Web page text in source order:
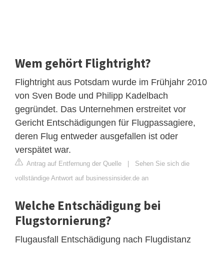
Wem gehört Flightright?
Flightright aus Potsdam wurde im Frühjahr 2010
von Sven Bode und Philipp Kadelbach
gegründet. Das Unternehmen erstreitet vor
Gericht Entschädigungen für Flugpassagiere,
deren Flug entweder ausgefallen ist oder
verspätet war.
Antrag auf Entfernung der Quelle | Sehen Sie sich die
vollständige Antwort auf businessinsider.de an
Welche Entschädigung bei
Flugstornierung?
Flugausfall Entschädigung nach Flugdistanz